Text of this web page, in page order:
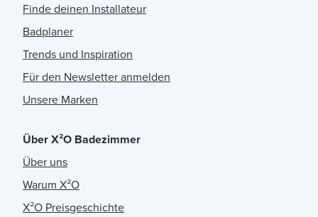
Finde deinen Installateur
Badplaner
Trends und Inspiration
Für den Newsletter anmelden
Unsere Marken
Über X²O Badezimmer
Über uns
Warum X²O
X²O Preisgeschichte